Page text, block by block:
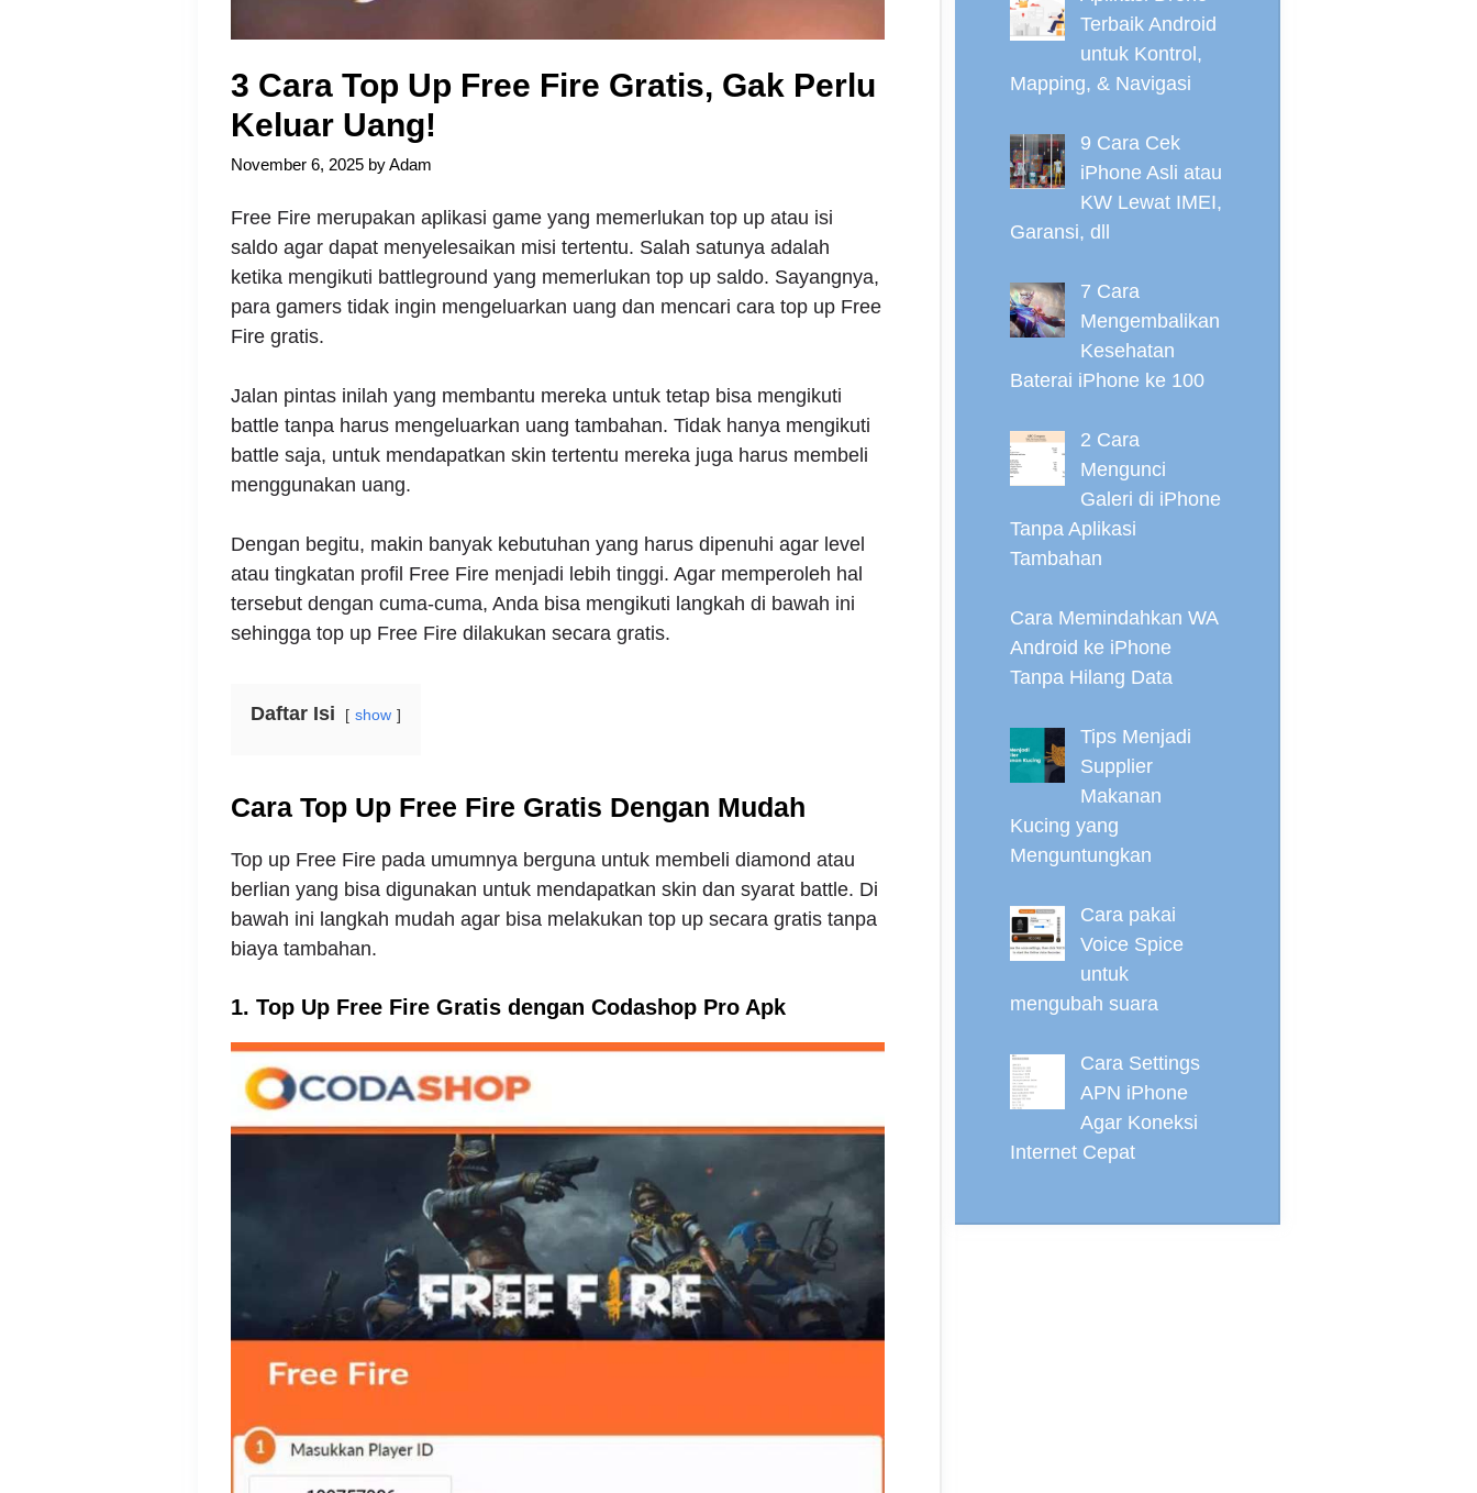
3 Cara Top Up Free Fire Gratis, Gak Perlu
Keluar Uang!
November 6, 2025 byAdam
Free Fire merupakan aplikasi game yang memerlukan top up atau isi
saldo agar dapat menyelesaikan misi tertentu. Salah satunya adalah
ketika mengikuti battleground yang memerlukan top up saldo. Sayangnya,
para gamers tidak ingin mengeluarkan uang dan mencari cara top up Free
Fire gratis.
Jalan pintas inilah yang membantu mereka untuk tetap bisa mengikuti
battle tanpa harus mengeluarkan uang tambahan. Tidak hanya mengikuti
battle saja, untuk mendapatkan skin tertentu mereka juga harus membeli
menggunakan uang.
Dengan begitu, makin banyak kebutuhan yang harus dipenuhi agar level
atau tingkatan profil Free Fire menjadi lebih tinggi. Agar memperoleh hal
tersebut dengan cuma-cuma, Anda bisa mengikuti langkah di bawah ini
sehingga top up Free Fire dilakukan secara gratis.
Daftar Isi show
Cara Top Up Free Fire Gratis Dengan Mudah
Top up Free Fire pada umumnya berguna untuk membeli diamond atau
berlian yang bisa digunakan untuk mendapatkan skin dan syarat battle. Di
bawah ini langkah mudah agar bisa melakukan top up secara gratis tanpa
biaya tambahan.
1. Top Up Free Fire Gratis dengan Codashop Pro Apk
Terbaik Android
untuk Kontrol,
Mapping, & Navigasi
9 Cara Cek
iPhone Asli atau
KW Lewat IMEI,
Garansi, dll
7 Cara
Mengembalikan
Kesehatan
Baterai iPhone ke 100
2 Cara
Mengunci
Galeri di iPhone
Tanpa Aplikasi
Tambahan
Cara Memindahkan WA
Android ke iPhone
Tanpa Hilang Data
Tips Menjadi
Supplier
Makanan
Kucing yang
Menguntungkan
Cara pakai
Voice Spice
untuk
mengubah suara
Cara Settings
APN iPhone
Agar Koneksi
Internet Cepat